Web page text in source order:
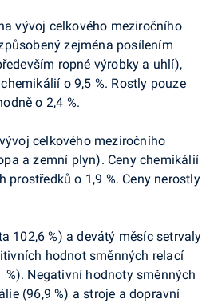
vývoj celkového meziročního
zejména posílením
ropné výrobky a uhlí),
o 9,5 %. Rostly pouze
o 2,4 %.
celkového meziročního
a zemní plyn). Ceny chemikálií
prostředků o 1,9 %. Ceny nerostly
102,6 %) a devátý měsíc setrvaly
hodnot směnných relací
Negativní hodnoty směnných
(96,9 %) a stroje a dopravní